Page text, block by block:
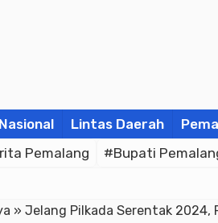
Nasional Lintas Daerah
Pemalang #Bupati
» Jelang Pilkada Serentak 2024,